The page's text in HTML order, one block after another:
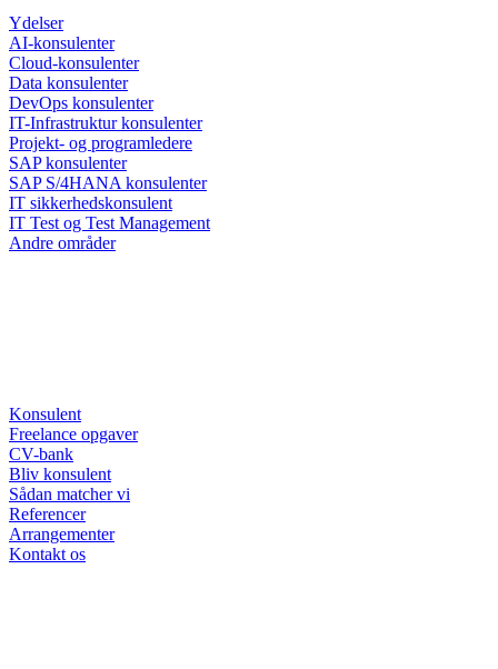
Ydelser
AI-konsulenter
Cloud-konsulenter
Data konsulenter
DevOps konsulenter
IT-Infrastruktur konsulenter
Projekt- og programledere
SAP konsulenter
SAP S/4HANA konsulenter
IT sikkerhedskonsulent
IT Test og Test Management
Andre områder
Konsulent
Freelance opgaver
CV-bank
Bliv konsulent
Sådan matcher vi
Referencer
Arrangementer
Kontakt os